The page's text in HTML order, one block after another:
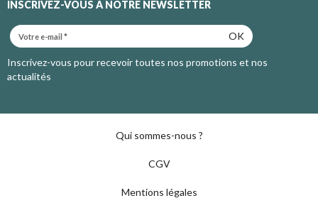
INSCRIVEZ-VOUS À NOTRE NEWSLETTER
OK
Inscrivez-vous pour recevoir toutes nos promotions et nos
actualités
Qui sommes-nous ?
CGV
Mentions légales